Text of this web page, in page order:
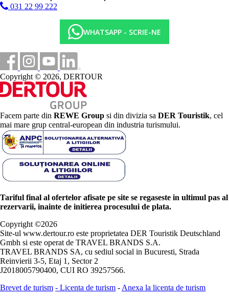
031 22 99 222
WHATSAPP - SCRIE-NE
Copyright © 2026, DERTOUR
Facem parte din REWE Group si din divizia sa DER Touristik, cel
mai mare grup central-european din industria turismului.
Tariful final al ofertelor afisate pe site se regaseste in ultimul pas al
rezervarii, inainte de initierea procesului de plata.
Copyright ©2026
Site-ul www.dertour.ro este proprietatea DER Touristik Deutschland
Gmbh si este operat de TRAVEL BRANDS S.A.
TRAVEL BRANDS SA, cu sediul social in Bucuresti, Strada
Reinvierii 3-5, Etaj 1, Sector 2
J2018005790400, CUI RO 39257566.
Brevet de turism - Licenta de turism -Anexa la licenta de turism